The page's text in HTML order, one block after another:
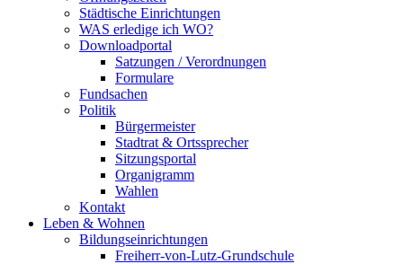
Städtische Einrichtungen
WAS erledige ich WO?
Downloadportal
Satzungen / Verordnungen
Formulare
Fundsachen
Politik
Bürgermeister
Stadtrat & Ortssprecher
Sitzungsportal
Organigramm
Wahlen
Kontakt
Leben & Wohnen
Bildungseinrichtungen
Freiherr-von-Lutz-Grundschule